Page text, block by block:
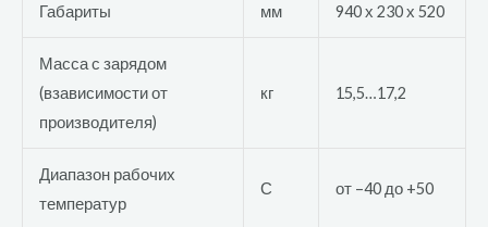
Габариты мм 940 х 230 х 520
Масса с зарядом
(взависимости от
производителя)
кг 15,5…17,2
Диапазон рабочих
температур
С от –40 до +50